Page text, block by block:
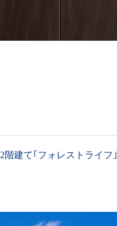
2階建て｢フォレストライフ｣